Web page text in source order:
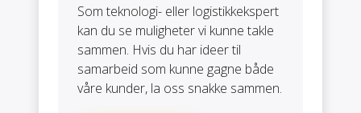
Som teknologi- eller logistikkekspert
kan du se muligheter vi kunne takle
sammen. Hvis du har ideer til
samarbeid som kunne gagne både
våre kunder, la oss snakke sammen.